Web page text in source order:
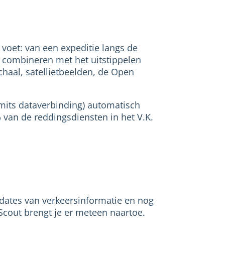
van een expeditie langs de
met het uitstippelen
satellietbeelden, de Open
dataverbinding) automatisch
de reddingsdiensten in het V.K.
van verkeersinformatie en nog
brengt je er meteen naartoe.